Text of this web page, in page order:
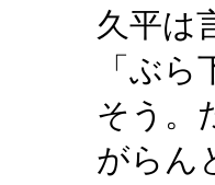
久平は
「ぶ
そう。
がらん